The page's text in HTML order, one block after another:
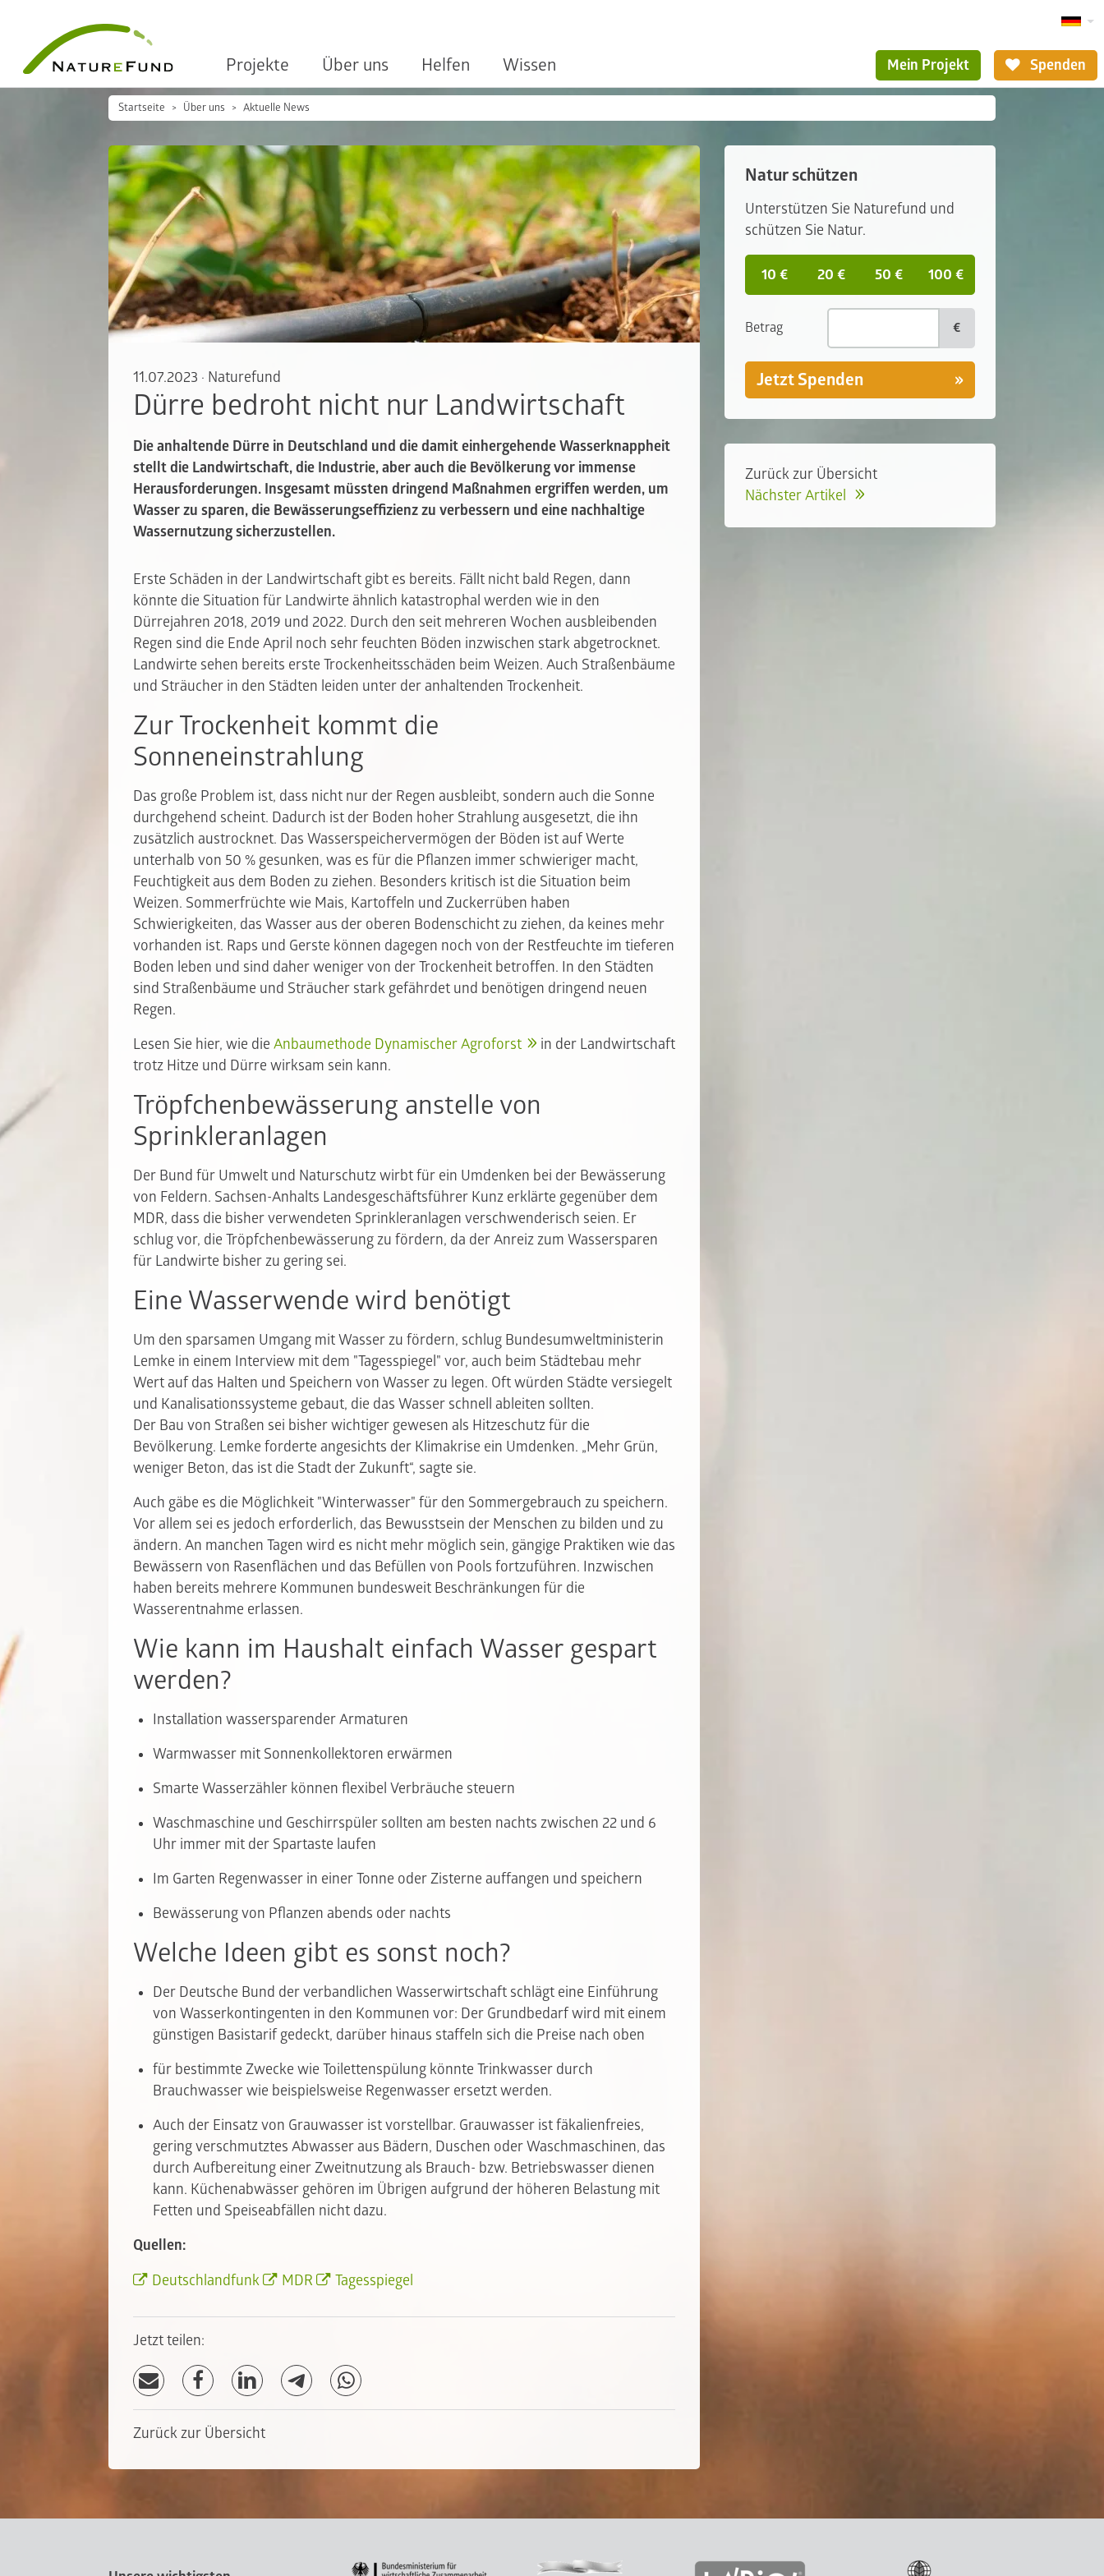
Projekte Über uns Helfen Wissen Mein Projekt Spenden
Startseite Über uns Aktuelle News
11.07.2023 · Naturefund
Dürre bedroht nicht nur Landwirtschaft
Die anhaltende Dürre in Deutschland und die damit einhergehende Wasserknappheit
stellt die Landwirtschaft, die Industrie, aber auch die Bevölkerung vor immense
Herausforderungen. Insgesamt müssten dringend Maßnahmen ergriffen werden, um
Wasser zu sparen, die Bewässerungseffizienz zu verbessern und eine nachhaltige
Wassernutzung sicherzustellen.
Erste Schäden in der Landwirtschaft gibt es bereits. Fällt nicht bald Regen, dann
könnte die Situation für Landwirte ähnlich katastrophal werden wie in den
Dürrejahren 2018, 2019 und 2022. Durch den seit mehreren Wochen ausbleibenden
Regen sind die Ende April noch sehr feuchten Böden inzwischen stark abgetrocknet.
Landwirte sehen bereits erste Trockenheitsschäden beim Weizen. Auch Straßenbäume
und Sträucher in den Städten leiden unter der anhaltenden Trockenheit.
Zur Trockenheit kommt die
Sonneneinstrahlung
Das große Problem ist, dass nicht nur der Regen ausbleibt, sondern auch die Sonne
durchgehend scheint. Dadurch ist der Boden hoher Strahlung ausgesetzt, die ihn
zusätzlich austrocknet. Das Wasserspeichervermögen der Böden ist auf Werte
unterhalb von 50 % gesunken, was es für die Pflanzen immer schwieriger macht,
Feuchtigkeit aus dem Boden zu ziehen. Besonders kritisch ist die Situation beim
Weizen. Sommerfrüchte wie Mais, Kartoffeln und Zuckerrüben haben
Schwierigkeiten, das Wasser aus der oberen Bodenschicht zu ziehen, da keines mehr
vorhanden ist. Raps und Gerste können dagegen noch von der Restfeuchte im tieferen
Boden leben und sind daher weniger von der Trockenheit betroffen. In den Städten
sind Straßenbäume und Sträucher stark gefährdet und benötigen dringend neuen
Regen.
Lesen Sie hier, wie die Anbaumethode Dynamischer Agroforst
in der Landwirtschaft
trotz Hitze und Dürre wirksam sein kann.
Tröpfchenbewässerung anstelle von
Sprinkleranlagen
Der Bund für Umwelt und Naturschutz wirbt für ein Umdenken bei der Bewässerung
von Feldern. Sachsen-Anhalts Landesgeschäftsführer Kunz erklärte gegenüber dem
MDR, dass die bisher verwendeten Sprinkleranlagen verschwenderisch seien. Er
schlug vor, die Tröpfchenbewässerung zu fördern, da der Anreiz zum Wassersparen
für Landwirte bisher zu gering sei.
Eine Wasserwende wird benötigt
Um den sparsamen Umgang mit Wasser zu fördern, schlug Bundesumweltministerin
Lemke in einem Interview mit dem "Tagesspiegel" vor, auch beim Städtebau mehr
Wert auf das Halten und Speichern von Wasser zu legen. Oft würden Städte versiegelt
und Kanalisationssysteme gebaut, die das Wasser schnell ableiten sollten.
Der Bau von Straßen sei bisher wichtiger gewesen als Hitzeschutz für die
Bevölkerung. Lemke forderte angesichts der Klimakrise ein Umdenken. „Mehr Grün,
weniger Beton, das ist die Stadt der Zukunft“, sagte sie.
Auch gäbe es die Möglichkeit "Winterwasser" für den Sommergebrauch zu speichern.
Vor allem sei es jedoch erforderlich, das Bewusstsein der Menschen zu bilden und zu
ändern. An manchen Tagen wird es nicht mehr möglich sein, gängige Praktiken wie das
Bewässern von Rasenflächen und das Befüllen von Pools fortzuführen. Inzwischen
haben bereits mehrere Kommunen bundesweit Beschränkungen für die
Wasserentnahme erlassen.
Wie kann im Haushalt einfach Wasser gespart
werden?
Installation wassersparender Armaturen
Warmwasser mit Sonnenkollektoren erwärmen
Smarte Wasserzähler können flexibel Verbräuche steuern
Waschmaschine und Geschirrspüler sollten am besten nachts zwischen 22 und 6
Uhr immer mit der Spartaste laufen
Im Garten Regenwasser in einer Tonne oder Zisterne auffangen und speichern
Bewässerung von Pflanzen abends oder nachts
Welche Ideen gibt es sonst noch?
Der Deutsche Bund der verbandlichen Wasserwirtschaft schlägt eine Einführung
von Wasserkontingenten in den Kommunen vor: Der Grundbedarf wird mit einem
günstigen Basistarif gedeckt, darüber hinaus staffeln sich die Preise nach oben
für bestimmte Zwecke wie Toilettenspülung könnte Trinkwasser durch
Brauchwasser wie beispielsweise Regenwasser ersetzt werden.
Auch der Einsatz von Grauwasser ist vorstellbar. Grauwasser ist fäkalienfreies,
gering verschmutztes Abwasser aus Bädern, Duschen oder Waschmaschinen, das
durch Aufbereitung einer Zweitnutzung als Brauch- bzw. Betriebswasser dienen
kann. Küchenabwässer gehören im Übrigen aufgrund der höheren Belastung mit
Fetten und Speiseabfällen nicht dazu.
Quellen:
Deutschlandfunk MDR Tagesspiegel
Jetzt teilen:
Zurück zur Übersicht
Natur schützen
Unterstützen Sie Naturefund und
schützen Sie Natur.
10 € 20 € 50 € 100 €
Betrag €
Jetzt Spenden
Zurück zur Übersicht
Nächster Artikel